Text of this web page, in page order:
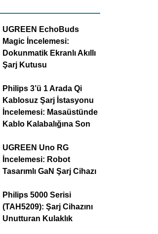
UGREEN EchoBuds
Magic İncelemesi:
Dokunmatik Ekranlı Akıllı
Şarj Kutusu
Philips 3’ü 1 Arada Qi
Kablosuz Şarj İstasyonu
İncelemesi: Masaüstünde
Kablo Kalabalığına Son
UGREEN Uno RG
İncelemesi: Robot
Tasarımlı GaN Şarj Cihazı
Philips 5000 Serisi
(TAH5209): Şarj Cihazını
Unutturan Kulaklık